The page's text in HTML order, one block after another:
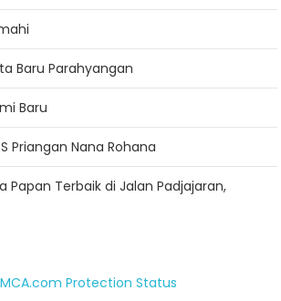
Baru Parahyangan
Baru
Priangan Nana Rohana
Papan Terbaik di Jalan Padjajaran,